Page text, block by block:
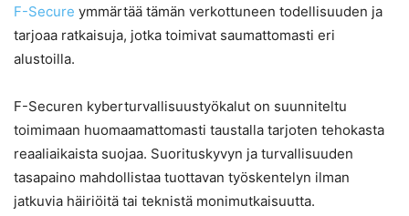
F-Secure ymmärtää tämän verkottuneen todellisuuden ja
tarjoaa ratkaisuja, jotka toimivat saumattomasti eri
alustoilla.
F-Securen kyberturvallisuustyökalut on suunniteltu
toimimaan huomaamattomasti taustalla tarjoten tehokasta
reaaliaikaista suojaa. Suorituskyvyn ja turvallisuuden
tasapaino mahdollistaa tuottavan työskentelyn ilman
jatkuvia häiriöitä tai teknistä monimutkaisuutta.